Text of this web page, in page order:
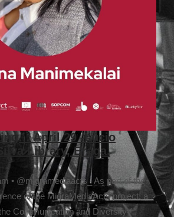
April 29 -Lúcio
Library, Braga.
• @migramediaacts_ As part of the
of the MigraMediaActs project, a
Communication and Diversity /